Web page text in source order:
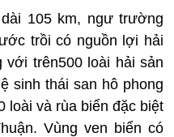
105 km, ngư trường
trồi có nguồn lợi hải
với trên500 loài hải sản
sinh thái san hô phong
loài và rùa biển đặc biệt
Vùng ven biển có